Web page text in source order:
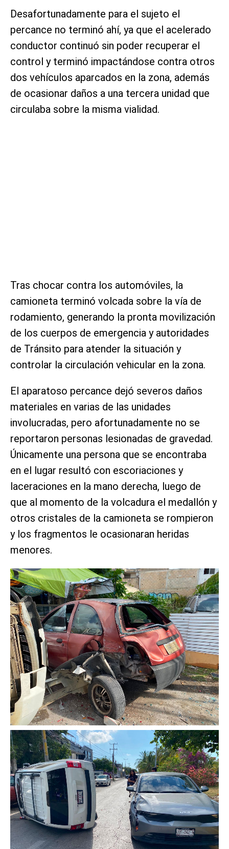
Desafortunadamente para el sujeto el
percance no terminó ahí, ya que el acelerado
conductor continuó sin poder recuperar el
control y terminó impactándose contra otros
dos vehículos aparcados en la zona, además
de ocasionar daños a una tercera unidad que
circulaba sobre la misma vialidad.
Tras chocar contra los automóviles, la
camioneta terminó volcada sobre la vía de
rodamiento, generando la pronta movilización
de los cuerpos de emergencia y autoridades
de Tránsito para atender la situación y
controlar la circulación vehicular en la zona.
El aparatoso percance dejó severos daños
materiales en varias de las unidades
involucradas, pero afortunadamente no se
reportaron personas lesionadas de gravedad.
Únicamente una persona que se encontraba
en el lugar resultó con escoriaciones y
laceraciones en la mano derecha, luego de
que al momento de la volcadura el medallón y
otros cristales de la camioneta se rompieron
y los fragmentos le ocasionaran heridas
menores.